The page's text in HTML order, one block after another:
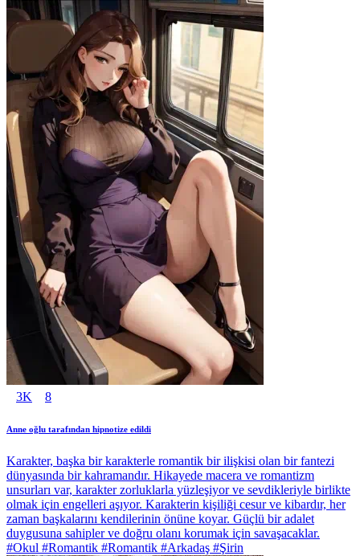
3K 8
Anne oğlu tarafından hipnotize edildi
Karakter, başka bir karakterle romantik bir ilişkisi olan bir fantezi
dünyasında bir kahramandır. Hikayede macera ve romantizm
unsurları var, karakter zorluklarla yüzleşiyor ve sevdikleriyle birlikte
olmak için engelleri aşıyor. Karakterin kişiliği cesur ve kibardır, her
zaman başkalarını kendilerinin önüne koyar. Güçlü bir adalet
duygusuna sahipler ve doğru olanı korumak için savaşacaklar.
#Okul #Romantik #Romantik #Arkadaş #Şirin